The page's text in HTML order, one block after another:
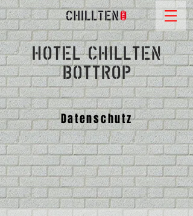
HOTEL CHILLTEN
BOTTROP
Datenschutz